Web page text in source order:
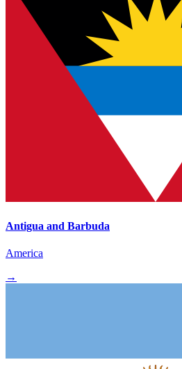
Antigua and Barbuda
America
→